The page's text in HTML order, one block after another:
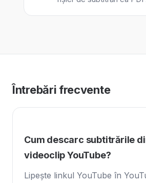
Întrebări frecvente
Cum descarc subtitrările
videoclip YouTube?
Lipește linkul YouTube în